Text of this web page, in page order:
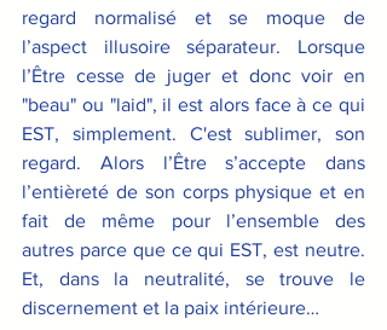
regard normalisé et se moque de
l’aspect illusoire séparateur. Lorsque
l’Être cesse de juger et donc voir en
"beau" ou "laid", il est alors face à ce qui
EST, simplement. C'est sublimer, son
regard. Alors l’Être s’accepte dans
l’entièreté de son corps physique et en
fait de même pour l’ensemble des
autres parce que ce qui EST, est neutre.
Et, dans la neutralité, se trouve le
discernement et la paix intérieure…